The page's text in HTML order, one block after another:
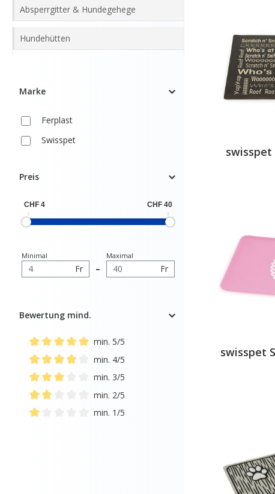
Absperrgitter & Hundegehege
Hundehütten
Marke
Ferplast
Swisspet
Preis
Minimal
Fr –
Maximal
Fr
Bewertung mind.
Add filter: Minimum rating of 5 out of 5 stars
min. 5/5
Add filter: Minimum rating of 4 out of 5 stars
min. 4/5
Add filter: Minimum rating of 3 out of 5 stars
min. 3/5
Add filter: Minimum rating of 2 out of 5 stars
min. 2/5
min. 1/5
swisspet